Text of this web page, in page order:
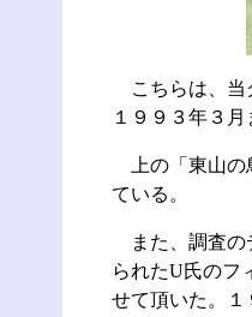
こちらは、
１９９３年３
上の「東山
ている。
また、調査
られたU氏のフ
せて頂いた。１